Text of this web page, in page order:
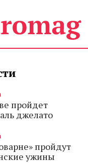
пройдет
джелато
пройдут
ужины